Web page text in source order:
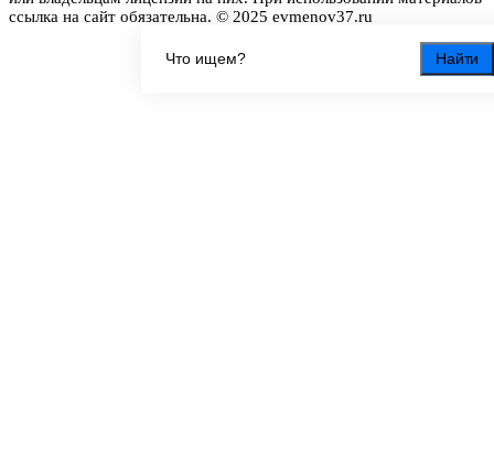
Найти
ссылка на сайт обязательна. © 2025 evmenov37.ru